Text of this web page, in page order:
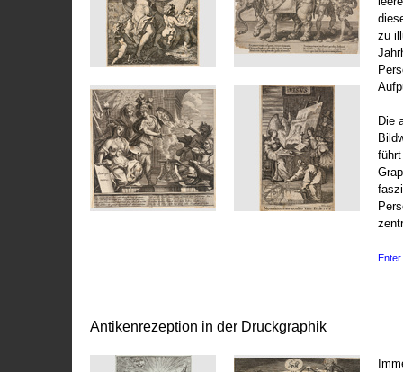
zu
Die
Enter
Antikenrezeption in der Druckgraphik